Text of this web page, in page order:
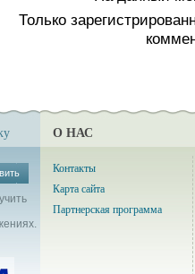
Только
О НАС
Контакты
Карта сайта
Партнерская программа